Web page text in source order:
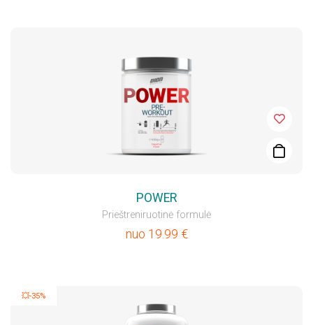
POWER
Prieštreniruotinė formulė
nuo 19.99 €
💥-35%